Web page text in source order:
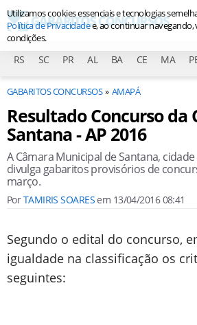
RS SC PR AL BA CE MA
GABARITOS CONCURSOS AMAPÁ
Resultado Concurso da
Santana - AP 2016
A Câmara Municipal de Santana,
divulga gabaritos provisórios de
março.
PorTAMIRIS SOARESem 13/04/2016 08:41
Segundo o edital do concurso,
igualdade na classificação os
seguintes:
Utilizamos cookies essenciais e tecnologias
Política de Privacidadee, ao continuar navegando,
condições.